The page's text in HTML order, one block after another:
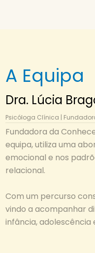
A Equipa
Dra. Lúcia
Psicóloga Clínica |
Fundadora da
equipa, utiliza uma
emocional e nos
relacional.
Com um percurso
vindo a acompanhar
infância, adolescência